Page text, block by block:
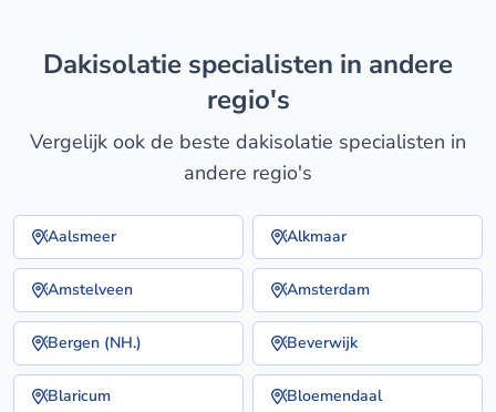
dakisolatie specialisten in andere
regio's
Vergelijk ook de beste dakisolatie specialisten in
andere regio's
Aalsmeer Alkmaar
Amstelveen Amsterdam
Bergen (NH.) Beverwijk
Blaricum Bloemendaal